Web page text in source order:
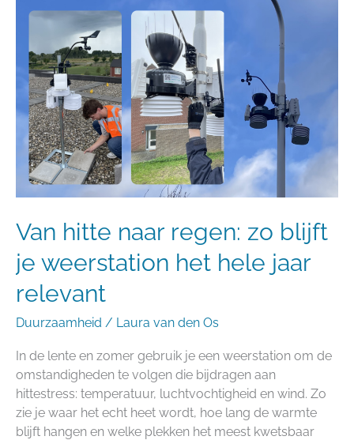
Van hitte naar regen: zo blijft
je weerstation het hele jaar
relevant
Duurzaamheid / Laura van den Os
In de lente en zomer gebruik je een weerstation om de
omstandigheden te volgen die bijdragen aan
hittestress: temperatuur, luchtvochtigheid en wind. Zo
zie je waar het echt heet wordt, hoe lang de warmte
blijft hangen en welke plekken het meest kwetsbaar
hitte
regen:
zo
blijft
je
weerstation
het
hele
jaar